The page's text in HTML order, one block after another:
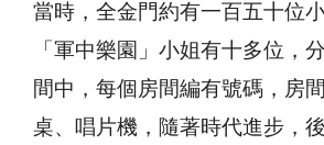
當時，全金門約有一百五十位
「軍中樂園」小姐有十多位，
間中，每個房間編有號碼，房
桌、唱片機，隨著時代進步，